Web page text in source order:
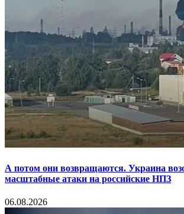
А потом они возвращаются. Украина
масштабные атаки на российские НПЗ
06.08.2026